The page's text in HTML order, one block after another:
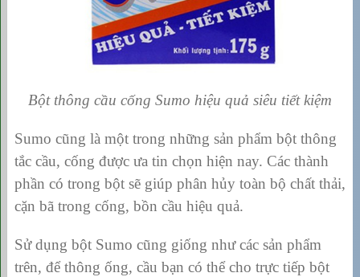
Bột thông cầu cống Sumo hiệu quả siêu tiết kiệm
Sumo cũng là một trong những sản phẩm bột thông
tắc cầu, cống được ưa tin chọn hiện nay. Các thành
phần có trong bột sẽ giúp phân hủy toàn bộ chất thải,
cặn bã trong cống, bồn cầu hiệu quả.
Sử dụng bột Sumo cũng giống như các sản phẩm
trên, để thông ống, cầu bạn có thể cho trực tiếp bột